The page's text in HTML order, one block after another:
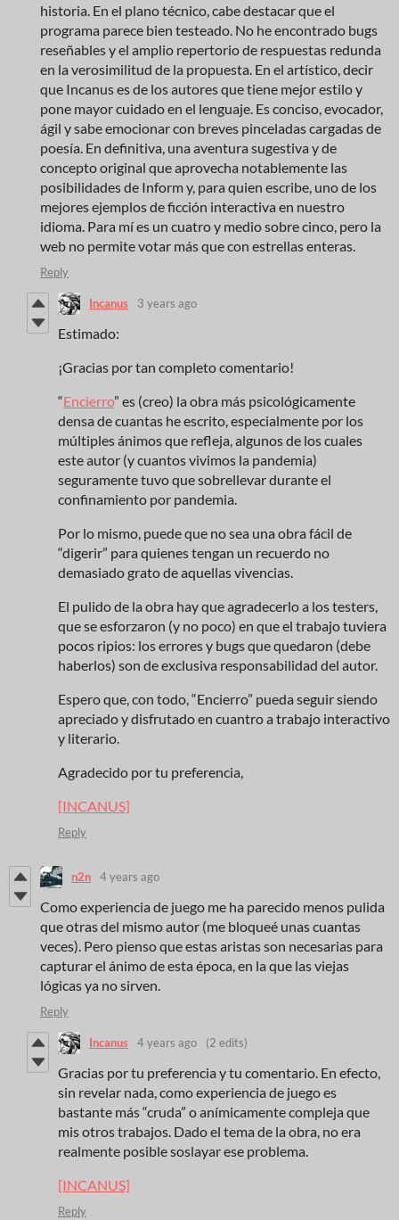
historia. En el plano técnico, cabe destacar que el
programa parece bien testeado. No he encontrado bugs
reseñables y el amplio repertorio de respuestas redunda
en la verosimilitud de la propuesta. En el artístico, decir
que Incanus es de los autores que tiene mejor estilo y
pone mayor cuidado en el lenguaje. Es conciso, evocador,
ágil y sabe emocionar con breves pinceladas cargadas de
poesía. En definitiva, una aventura sugestiva y de
concepto original que aprovecha notablemente las
posibilidades de Inform y, para quien escribe, uno de los
mejores ejemplos de ficción interactiva en nuestro
idioma. Para mí es un cuatro y medio sobre cinco, pero la
web no permite votar más que con estrellas enteras.
Reply
Incanus 3 years ago
Estimado:
¡Gracias por tan completo comentario!
“Encierro” es (creo) la obra más psicológicamente
densa de cuantas he escrito, especialmente por los
múltiples ánimos que refleja, algunos de los cuales
este autor (y cuantos vivimos la pandemia)
seguramente tuvo que sobrellevar durante el
confinamiento por pandemia.
Por lo mismo, puede que no sea una obra fácil de
“digerir” para quienes tengan un recuerdo no
demasiado grato de aquellas vivencias.
El pulido de la obra hay que agradecerlo a los testers,
que se esforzaron (y no poco) en que el trabajo tuviera
pocos ripios: los errores y bugs que quedaron (debe
haberlos) son de exclusiva responsabilidad del autor.
Espero que, con todo, “Encierro” pueda seguir siendo
apreciado y disfrutado en cuantro a trabajo interactivo
y literario.
Agradecido por tu preferencia,
[INCANUS]
Reply
n2n 4 years ago
Como experiencia de juego me ha parecido menos pulida
que otras del mismo autor (me bloqueé unas cuantas
veces). Pero pienso que estas aristas son necesarias para
capturar el ánimo de esta época, en la que las viejas
lógicas ya no sirven.
Reply
Incanus 4 years ago (2 edits)
Gracias por tu preferencia y tu comentario. En efecto,
sin revelar nada, como experiencia de juego es
bastante más “cruda” o anímicamente compleja que
mis otros trabajos. Dado el tema de la obra, no era
realmente posible soslayar ese problema.
[INCANUS]
Reply